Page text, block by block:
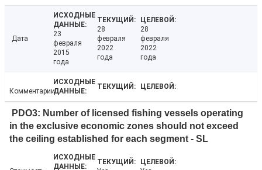
Дата
23
февраля
2015
года
28
февраля
2022
года
28
февраля
2022
года
Комментарии
PDO3: Number of licensed fishing vessels operating
in the exclusive economic zones should not exceed
the ceiling established for each segment - SL